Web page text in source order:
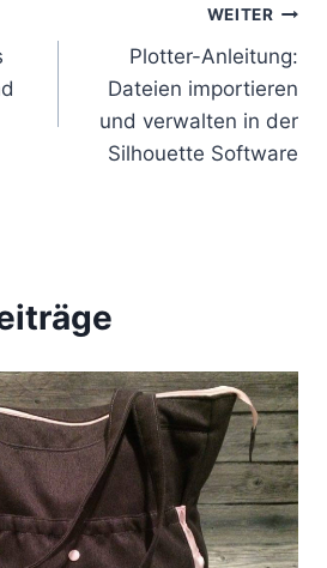
WEITER
Plotter-Anleitung:
Dateien importieren
und verwalten in der
Silhouette Software